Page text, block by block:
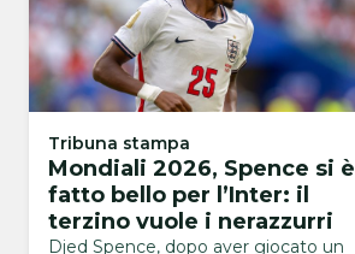
Tribuna stampa
Mondiali 2026, Spence si è
fatto bello per l’Inter: il
terzino vuole i nerazzurri
Djed Spence, dopo aver giocato un